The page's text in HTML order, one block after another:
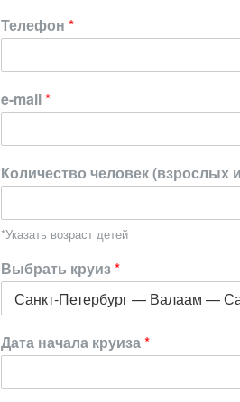
Телефон *
e-mail*
Количество человек (взрослых
*Указать возраст детей
Выбрать круиз*
Дата начала круиза*